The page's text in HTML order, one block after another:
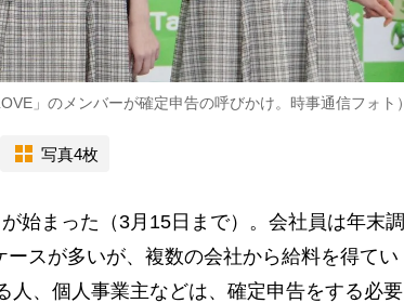
」のメンバーが確定申告の呼びかけ。時事通信フォト）
写真4枚
始まった（3月15日まで）。会社員は年末調
スが多いが、複数の会社から給料を得てい
人、個人事業主などは、確定申告をする必要